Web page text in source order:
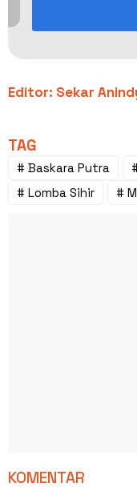
Editor: Sekar
TAG
# Baskara Putra
# Lomba Sihir
#
KOMENTAR